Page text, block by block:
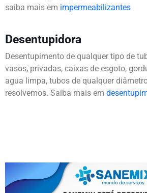
saiba mais em impermeabilizantes
Desentupidora
Desentupimento de qualquer tipo de
vasos, privadas, caixas de esgoto,
agua limpa, tubos de qualquer
resolvemos. Saiba mais em